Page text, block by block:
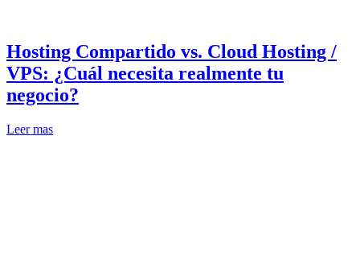
Hosting Compartido vs. Cloud Hosting /
VPS: ¿Cuál necesita realmente tu
negocio?
Leer mas